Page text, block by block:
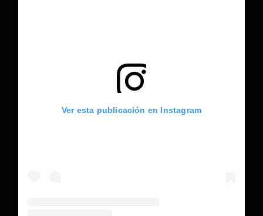
Ver esta publicación en Instagram